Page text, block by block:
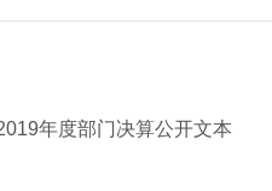
年度部门决算公开文本